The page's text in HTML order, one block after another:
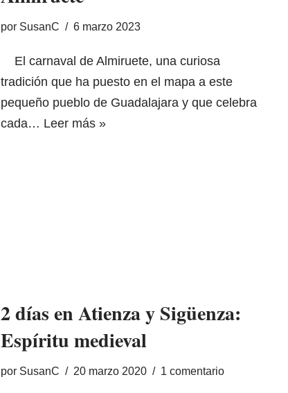
por SusanC 6 marzo 2023
El carnaval de Almiruete, una curiosa
tradición que ha puesto en el mapa a este
pequeño pueblo de Guadalajara y que celebra
cada… Leer más »
2 días en Atienza y Sigüenza:
Espíritu medieval
por SusanC 20 marzo 2020 1 comentario